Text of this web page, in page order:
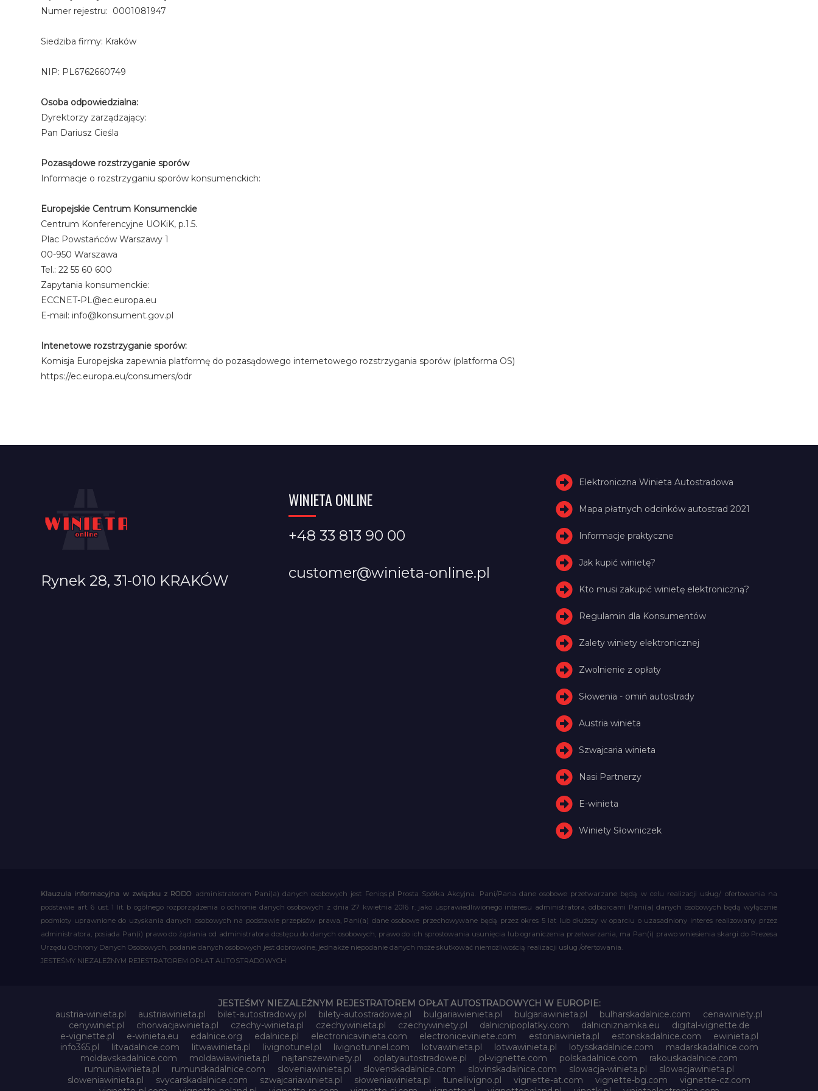
Numer rejestru: 0001081947
Siedziba firmy: Kraków
NIP: PL6762660749
Osoba odpowiedzialna:
Dyrektorzy zarządzający:
Pan Dariusz Cieśla
Pozasądowe rozstrzyganie sporów
Informacje o rozstrzyganiu sporów konsumenckich:
Europejskie Centrum Konsumenckie
Centrum Konferencyjne UOKiK, p.1.5.
Plac Powstańców Warszawy 1
00-950 Warszawa
Tel.: 22 55 60 600
Zapytania konsumenckie:
ECCNET-PL@ec.europa.eu
E-mail: info@konsument.gov.pl
Intenetowe rozstrzyganie sporów:
Komisja Europejska zapewnia platformę do pozasądowego internetowego rozstrzygania sporów (platforma OS)
https://ec.europa.eu/consumers/odr
Rynek 28, 31-010 KRAKÓW
WINIETA ONLINE
+48 33 813 90 00
customer@winieta-online.pl
Elektroniczna Winieta Autostradowa
Mapa płatnych odcinków autostrad 2021
Informacje praktyczne
Jak kupić winietę?
Kto musi zakupić winietę elektroniczną?
Regulamin dla Konsumentów
Zalety winiety elektronicznej
Zwolnienie z opłaty
Słowenia - omiń autostrady
Austria winieta
Szwajcaria winieta
Nasi Partnerzy
E-winieta
Winiety Słowniczek
Klauzula informacyjna w związku z RODO administratorem Pani(a) danych osobowych jest Feniqs.pl Prosta Spółka Akcyjna. Pani/Pana dane osobowe przetwarzane będą w celu realizacji usług/ ofertowania na
podstawie art. 6 ust. 1 lit. b ogólnego rozporządzenia o ochronie danych osobowych z dnia 27 kwietnia 2016 r. jako usprawiedliwionego interesu administratora, odbiorcami Pani(a) danych osobowych będą wyłącznie
podmioty uprawnione do uzyskania danych osobowych na podstawie przepisów prawa, Pani(a) dane osobowe przechowywane będą przez okres 5 lat lub dłuższy w oparciu o uzasadniony interes realizowany przez
administratora, posiada Pan(i) prawo do żądania od administratora dostępu do danych osobowych, prawo do ich sprostowania usunięcia lub ograniczenia przetwarzania, ma Pan(i) prawo wniesienia skargi do Prezesa
Urzędu Ochrony Danych Osobowych, podanie danych osobowych jest dobrowolne, jednakże niepodanie danych może skutkować niemożliwością realizacji usług /ofertowania.
JESTEŚMY NIEZALEŻNYM REJESTRATOREM OPŁAT AUTOSTRADOWYCH
JESTEŚMY NIEZALEŻNYM REJESTRATOREM OPŁAT AUTOSTRADOWYCH W EUROPIE:
austria-winieta.pl
austriawinieta.pl bilet-autostradowy.pl bilety-autostradowe.pl bulgariawienieta.pl bulgariawinieta.pl bulharskadalnice.com
cenawiniety.pl
cenywiniet.pl
chorwacjawinieta.pl czechy-winieta.pl czechywinieta.pl czechywiniety.pl dalnicnipoplatky.com dalnicniznamka.eu
digital-vignette.de
e-vignette.pl
e-winieta.eu edalnice.org edalnice.pl electronicavinieta.com electroniceviniete.com estoniawinieta.pl estonskadalnice.com
ewinieta.pl
info365.pl
litvadalnice.com litwawinieta.pl livignotunel.pl livignotunnel.com lotvawinieta.pl lotwawinieta.pl lotysskadalnice.com
madarskadalnice.com
moldavskadalnice.com
moldawiawinieta.pl najtanszewiniety.pl oplatyautostradowe.pl pl-vignette.com polskadalnice.com
rakouskadalnice.com
rumuniawinieta.pl
rumunskadalnice.com sloveniawinieta.pl slovenskadalnice.com slovinskadalnice.com slowacja-winieta.pl
slowacjawinieta.pl
sloweniawinieta.pl
svycarskadalnice.com szwajcariawinieta.pl słoweniawinieta.pl tunellivigno.pl vignette-at.com vignette-bg.com
vignette-cz.com